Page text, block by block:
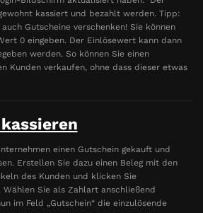
kassiert und bezahlt werden. Tipp:
Gutscheine verschenken! Sie können
0 eingeben. Der Einlösewert kann dann
werden. So können Sie einen
Kunden verkaufen, ohne dass dieser etwas
einen Gutschein gekauft und
Erstellen Sie dazu einen Beleg mit den
des Kunden und klicken Sie
Sie als Zahlart anschließend
im Feld „Gutschein“ die einzulösende